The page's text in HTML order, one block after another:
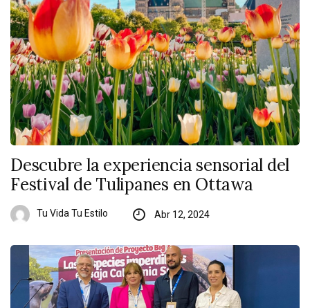
Descubre la experiencia sensorial del
Festival de Tulipanes en Ottawa
Tu Vida Tu Estilo Abr 12, 2024